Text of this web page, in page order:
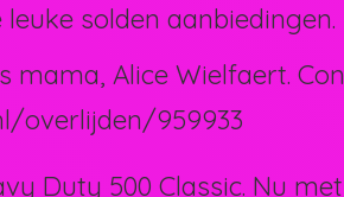
solden aanbiedingen.
Alice Wielfaert.
overlijden/959933
Duty 500 Classic. Nu